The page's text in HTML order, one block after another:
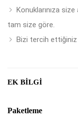
Konuklarınıza
tam size göre.
Bizi tercih
EK BILGI
Paketleme